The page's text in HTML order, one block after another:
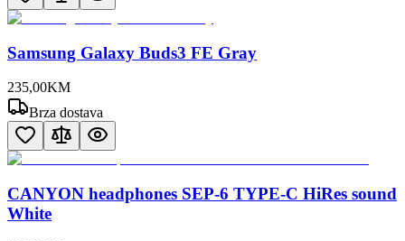
Samsung Galaxy Buds3 FE Gray
235,00KM
Brza dostava
CANYON headphones SEP-6 TYPE-C HiRes sound
White